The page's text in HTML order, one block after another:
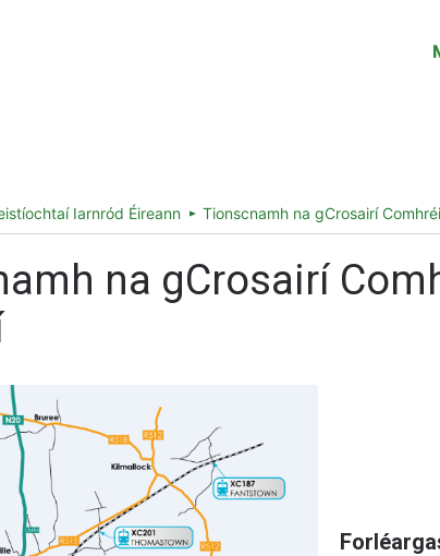
Iarnród Éireann Tionscnamh na gCrosairí
na gCrosairí